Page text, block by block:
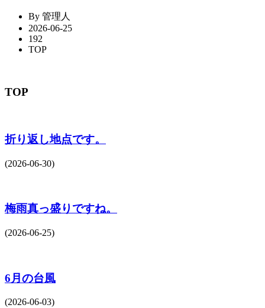
By 管理人
2026-06-25
192
TOP
TOP
折り返し地点です。
(2026-06-30)
梅雨真っ盛りですね。
(2026-06-25)
6月の台風
(2026-06-03)